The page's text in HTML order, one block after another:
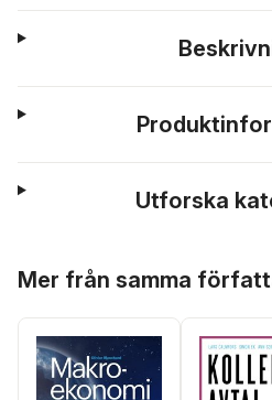
Utforska
Mer från samma